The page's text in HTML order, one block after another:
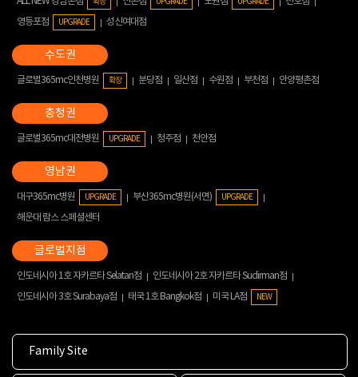
영등포점
UPGRADE 성신여대점
글로벌365mc인천병원 확장 분당점 일산점 수원점 부천점 안양평촌점
글로벌365mc대전병원 UPGRADE 청주점 천안점
대구365mc병원 UPGRADE 부산365mc병원(서면) UPGRADE
해운대 람스 스페셜센터
인도네시아 1호 자카르타 Selatan점
인도네시아 2호 자카르타 Sudirman점
인도네시아 3호 Surabaya점
태국 1호 Bangkok점 미국 LA점 NEW
Family Site